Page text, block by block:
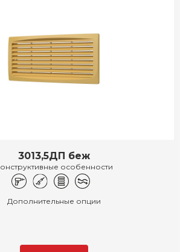
3013,5ДП беж
особенности
Дополнительные опции